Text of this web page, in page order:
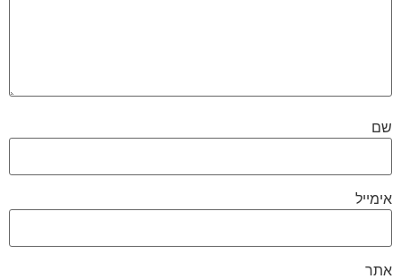
שם
אימייל
אתר